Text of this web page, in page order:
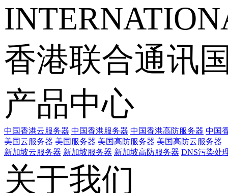
香港联合通讯
产品中心
中国香港云服务器 中国香港服务器 中国香港高防服务器 中国
美国云服务器 美国服务器 美国高防服务器 美国高防云服务器
新加坡云服务器 新加坡服务器 新加坡高防服务器 DNS污染处
关于我们